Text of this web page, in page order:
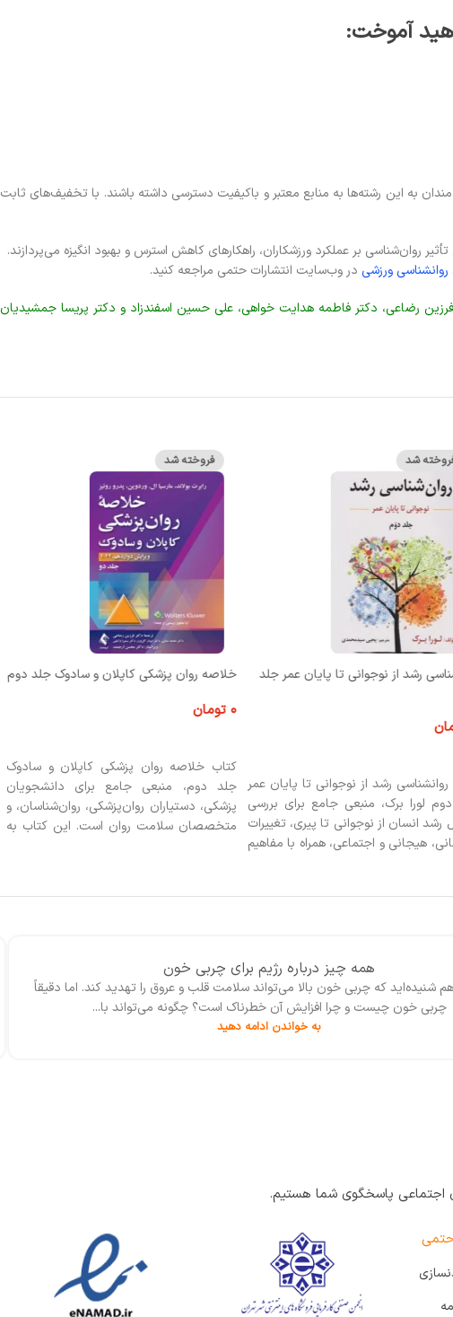
آموخت:
به این رشته‌ها به منابع معتبر و باکیفیت دسترسی داشته باشند. با تخفیف‌های ثابت
بر عملکرد ورزشکاران، راهکارهای کاهش استرس و بهبود انگیزه می‌پردازند.
ورزشی در وب‌سایت انتشارات حتمی مراجعه کنید.
رضاعی، دکتر فاطمه هدایت خواهی، علی حسین اسفندزاد و دکتر پریسا جمشیدیان
شد
رشد از نوجوانی تا پایان عمر جلد
رشد از نوجوانی تا پایان عمر
لورا برک، منبعی جامع برای بررسی
رشد انسان از نوجوانی تا پیری، تغییرات
هیجانی و اجتماعی، همراه با مفاهیم
فروخته شد
خلاصه روان پزشکی کاپلان و سادوک جلد دوم
۰ تومان
کتاب خلاصه روان پزشکی کاپلان و سادوک
جلد دوم، منبعی جامع برای دانشجویان
پزشکی، دستیاران روان‌پزشکی، روان‌شناسان، و
متخصصان سلامت روان است. این کتاب به
همه چیز درباره‌ رژیم برای چربی خون
شنیده‌اید که چربی‌ خون بالا می‌تواند سلامت قلب و عروق را تهدید کند. اما دقیقاً
چربی خون چیست و چرا افزایش آن خطرناک است؟ چگونه می‌تواند با...
به خواندن ادامه دهید
حتمی